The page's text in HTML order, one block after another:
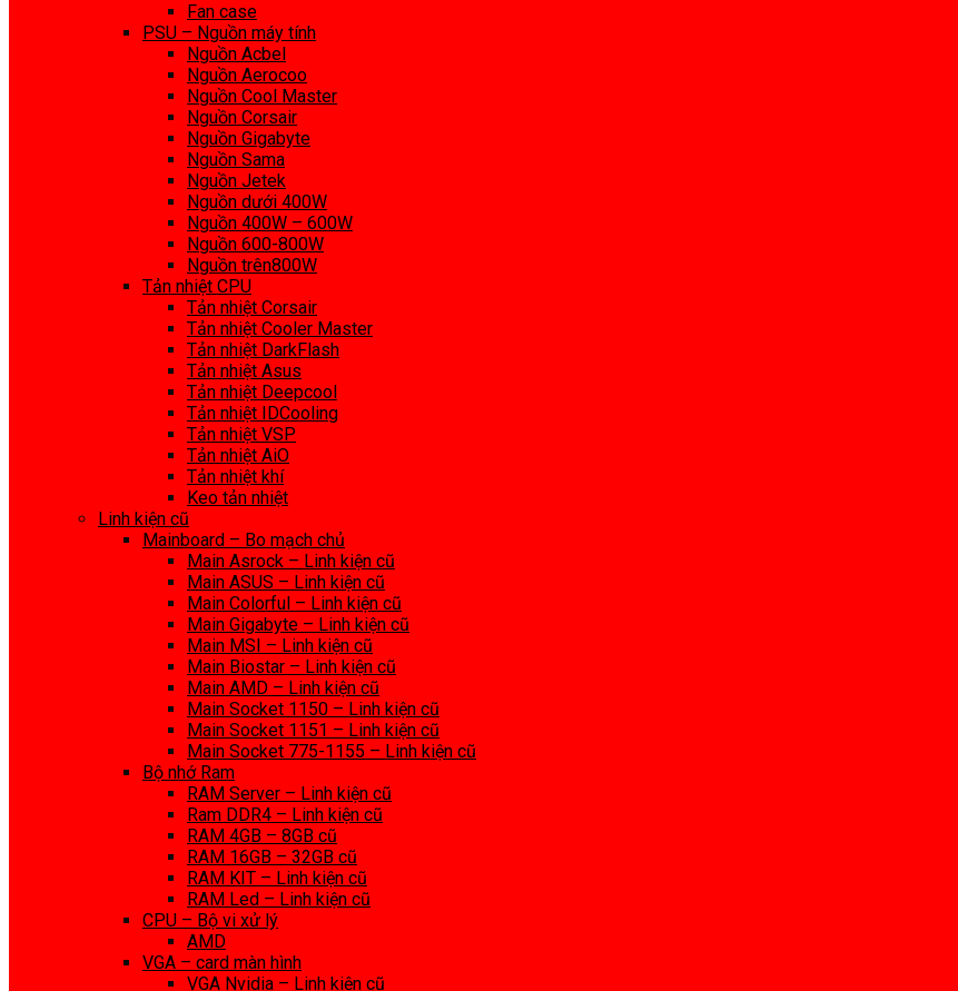
Fan case
PSU – Nguồn máy tính
Nguồn Acbel
Nguồn Aerocoo
Nguồn Cool Master
Nguồn Corsair
Nguồn Gigabyte
Nguồn Sama
Nguồn Jetek
Nguồn dưới 400W
Nguồn 400W – 600W
Nguồn 600-800W
Nguồn trên800W
Tản nhiệt CPU
Tản nhiệt Corsair
Tản nhiệt Cooler Master
Tản nhiệt DarkFlash
Tản nhiệt Asus
Tản nhiệt Deepcool
Tản nhiệt IDCooling
Tản nhiệt VSP
Tản nhiệt AiO
Tản nhiệt khí
Keo tản nhiệt
Linh kiện cũ
Mainboard – Bo mạch chủ
Main Asrock – Linh kiện cũ
Main ASUS – Linh kiện cũ
Main Colorful – Linh kiện cũ
Main Gigabyte – Linh kiện cũ
Main MSI – Linh kiện cũ
Main Biostar – Linh kiện cũ
Main AMD – Linh kiện cũ
Main Socket 1150 – Linh kiện cũ
Main Socket 1151 – Linh kiện cũ
Main Socket 775-1155 – Linh kiện cũ
Bộ nhớ Ram
RAM Server – Linh kiện cũ
Ram DDR4 – Linh kiện cũ
RAM 4GB – 8GB cũ
RAM 16GB – 32GB cũ
RAM KIT – Linh kiện cũ
RAM Led – Linh kiện cũ
CPU – Bộ vi xử lý
AMD
VGA – card màn hình
VGA Nvidia – Linh kiện cũ